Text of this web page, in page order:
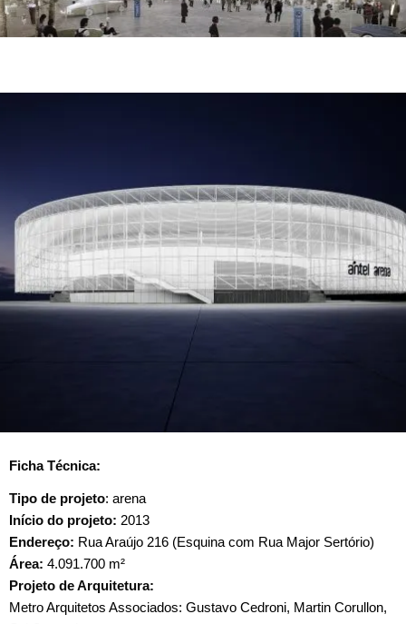
Ficha Técnica:
Tipo de projeto: arena
Início do projeto: 2013
Endereço: Rua Araújo 216 (Esquina com Rua Major Sertório)
Área: 4.091.700 m²
Projeto de Arquitetura:
Metro Arquitetos Associados: Gustavo Cedroni, Martin Corullon,